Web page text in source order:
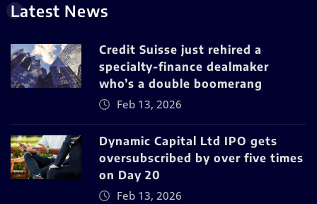
Latest News
Credit Suisse just rehired a
specialty-finance dealmaker
who’s a double boomerang
Feb 13, 2026
Dynamic Capital Ltd IPO gets
oversubscribed by over five times
on Day 20
Feb 13, 2026